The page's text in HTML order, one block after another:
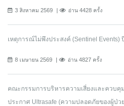
3 สิงหาคม 2569 อ่าน 4428 ครั้ง
เหตุการณ์ไม่พึงประสงค์ (Sentinel Events)
8 เมษายน 2569 อ่าน 4827 ครั้ง
คณะกรรมการบริหารความเสี่ยงและควบคุ
ประกาศ Ultrasafe (ความปลอดภัยของผู้ป่ว